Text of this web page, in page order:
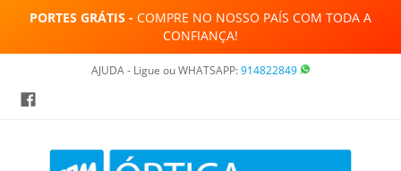
PORTES GRÁTIS - COMPRE NO NOSSO PAÍS COM TODA A
CONFIANÇA!
AJUDA - Ligue ou WHATSAPP:914822849